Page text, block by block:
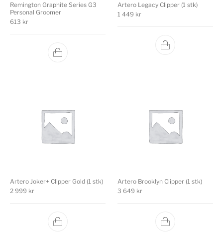
Remington Graphite Series G3
Personal Groomer
613 kr
Artero Legacy Clipper (1 stk)
1 449 kr
Artero Joker+ Clipper Gold (1 stk)
2 999 kr
Artero Brooklyn Clipper (1 stk)
3 649 kr